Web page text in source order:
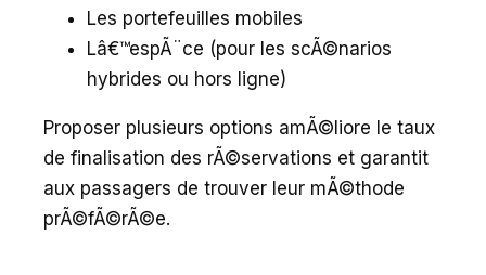
Les portefeuilles mobiles
Lâ€™espÃ¨ce (pour les scÃ©narios
hybrides ou hors ligne)
Proposer plusieurs options amÃ©liore le taux
de finalisation des rÃ©servations et garantit
aux passagers de trouver leur mÃ©thode
prÃ©fÃ©rÃ©e.